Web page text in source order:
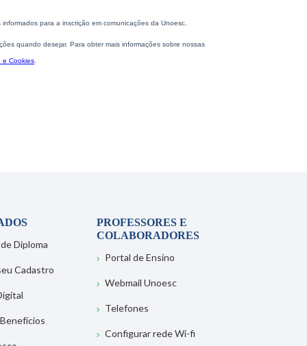
Diploma
Cadastro
PROFESSORES E
COLABORADORES
Portal de Ensino
Webmail Unoesc
Telefones
Configurar rede Wi-fi